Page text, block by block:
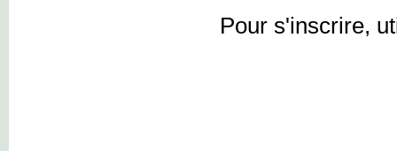
Pour s'inscrire,